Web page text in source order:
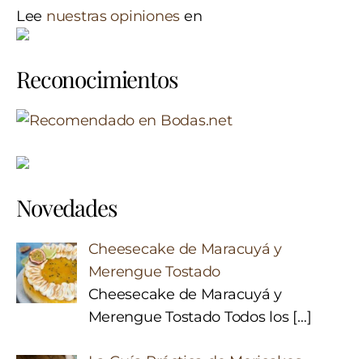
Lee nuestras opiniones en
Reconocimientos
Novedades
Cheesecake de Maracuyá y
Merengue Tostado
Cheesecake de Maracuyá y
Merengue Tostado Todos los […]